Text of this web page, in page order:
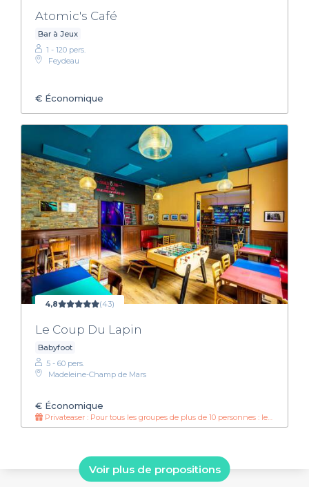
Atomic's Café
Bar à Jeux
1 - 120 pers.
Feydeau
€ Économique
4,8 (43)
Le Coup Du Lapin
Babyfoot
5 - 60 pers.
Madeleine-Champ de Mars
€ Économique
Privateaser : Pour tous les groupes de plus de 10 personnes : le litre de planteur à 15€ !
Voir plus de propositions